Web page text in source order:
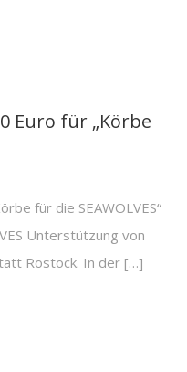
Euro für „Körbe
für die SEAWOLVES“
Unterstützung von
Rostock. In der […]